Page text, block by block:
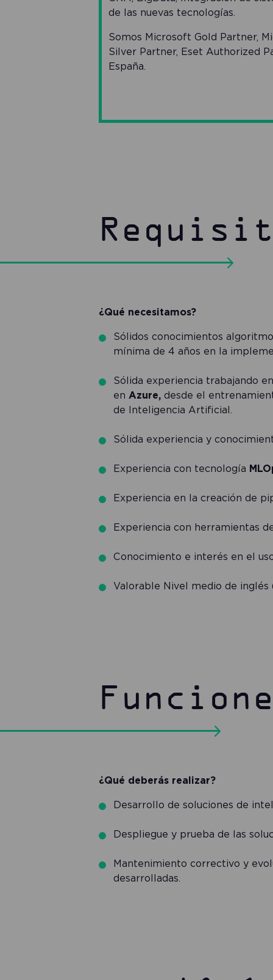
de las nuevas tecnologías.
Somos Microsoft Gold Partner,
Silver Partner, Eset Authorized
España.
¿Qué necesitamos?
Sólidos conocimientos
mínima de 4 años en la
Sólida experiencia trabajando
en Azure, desde el
de Inteligencia Artificial.
Sólida experiencia y
Experiencia con tecnología
Experiencia en la creación de
Experiencia con herramientas
Conocimiento e interés en el
Valorable Nivel medio de inglés
¿Qué deberás realizar?
Desarrollo de soluciones de
Despliegue y prueba de las
Mantenimiento correctivo y
desarrolladas.